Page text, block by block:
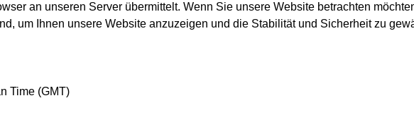
an unseren Server übermittelt. Wenn Sie unsere Website betrachten
um Ihnen unsere Website anzuzeigen und die Stabilität und Sicherheit zu
Time (GMT)